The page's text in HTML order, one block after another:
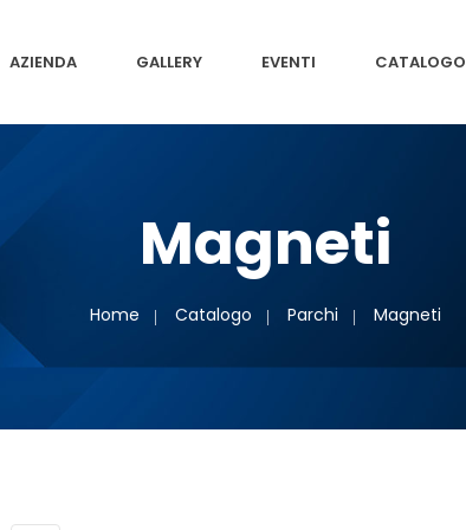
AZIENDA GALLERY EVENTI CATALOGO
Magneti
Home Catalogo Parchi Magneti